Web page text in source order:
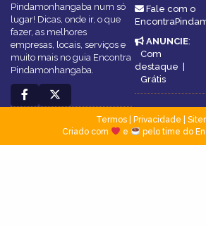
Pindamonhangaba num só
lugar! Dicas, onde ir, o que
fazer, as melhores
empresas, locais, serviços e
muito mais no guia Encontra
Pindamonhangaba.
Fale com o
ANUNCIE:
Com
destaque |
Grátis
Termos| Privacidade
Criado com
e pelo time do